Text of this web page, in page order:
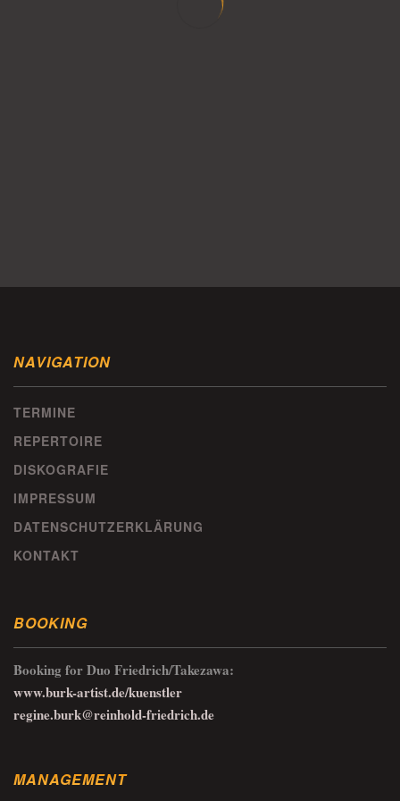
NAVIGATION
TERMINE
REPERTOIRE
DISKOGRAFIE
IMPRESSUM
DATENSCHUTZERKLÄRUNG
KONTAKT
BOOKING
Booking for Duo Friedrich/Takezawa:
www.burk-artist.de/kuenstler
regine.burk@reinhold-friedrich.de
MANAGEMENT